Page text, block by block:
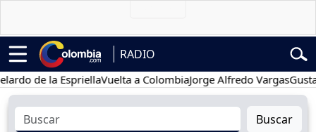
RADIO
de la EspriellaVuelta a ColombiaJorge Alfredo VargasGustavo
Buscar